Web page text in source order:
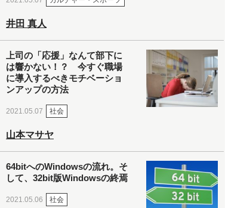
井田 真人
上司の「応援」なんて部下に
は響かない！？ 今すぐ職場
に導入するべきモチベーショ
ンアップの方法
2021.05.07 社会
山本マサヤ
64bitへのWindowsの流れ。そ
して、32bit版Windowsの終焉
2021.05.06 社会